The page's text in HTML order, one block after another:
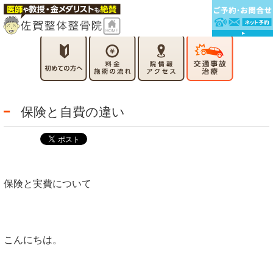
保険と自費の違い
保険と実費について
こんにちは。